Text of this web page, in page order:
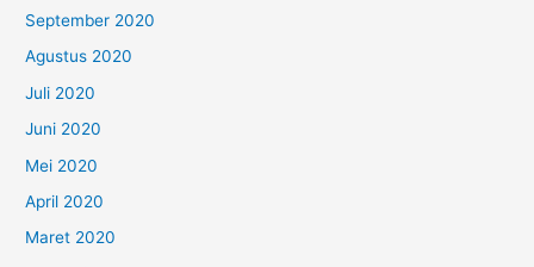
September 2020
Agustus 2020
Juli 2020
Juni 2020
Mei 2020
April 2020
Maret 2020